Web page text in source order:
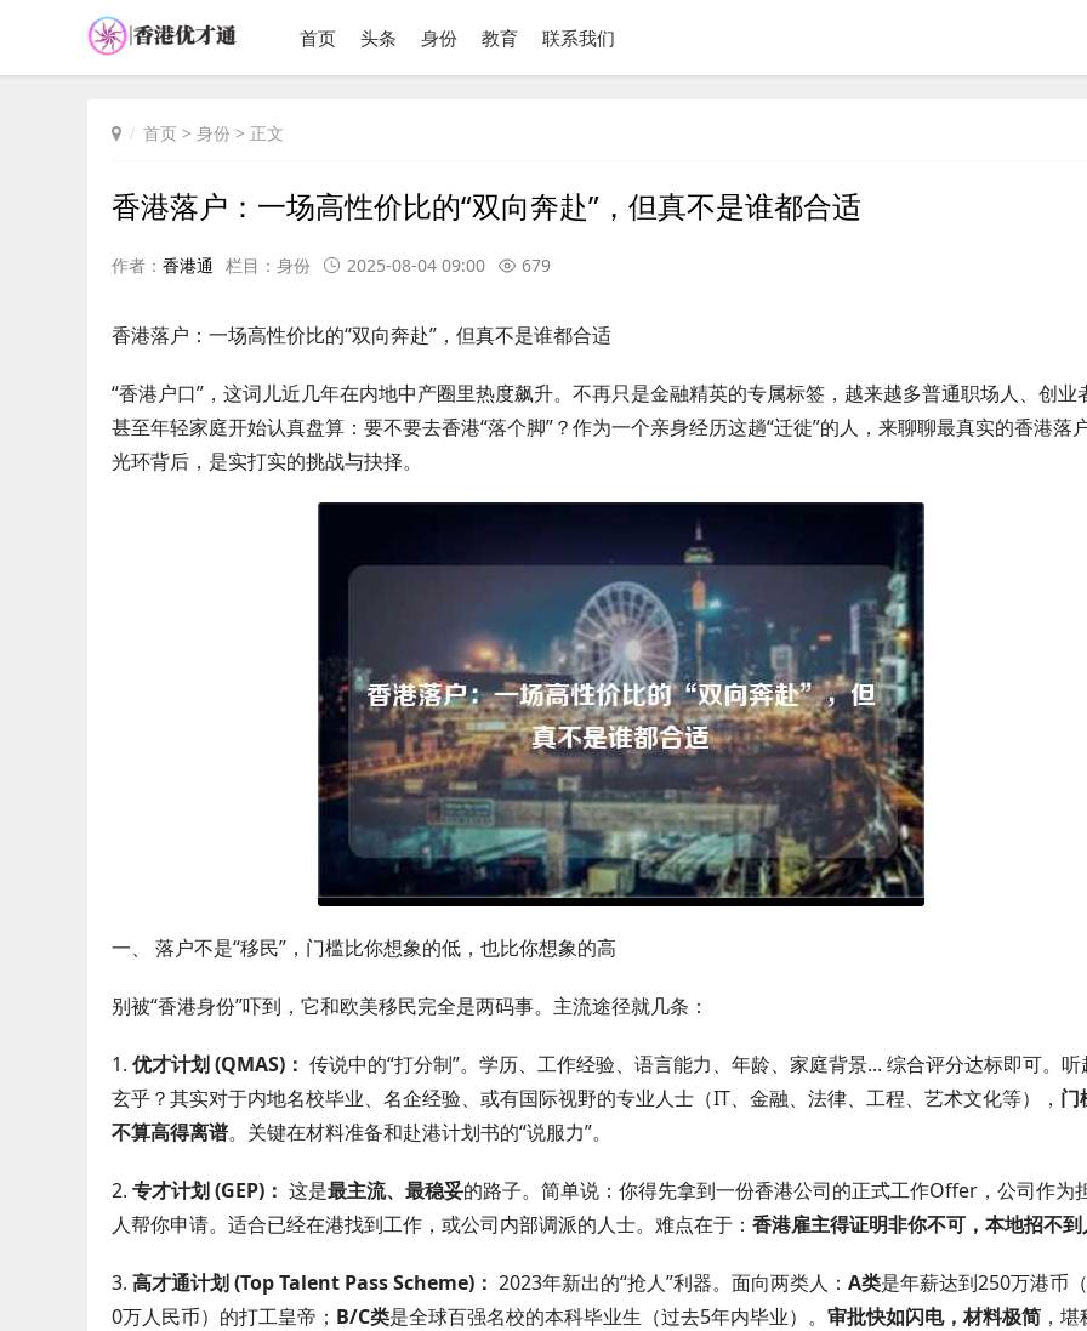
首页 头条 身份 教育 联系我们
首页 > 身份 > 正文
香港落户：一场高性价比的“双向奔赴”，但真不是谁都合适
作者： 香港通 栏目： 身份 2025-08-04 09:00 679
香港落户：一场高性价比的“双向奔赴”，但真不是谁都合适
“香港户口”，这词儿近几年在内地中产圈里热度飙升。不再只是金融精英的专属标签，越来越多普通职场人、创业
甚至年轻家庭开始认真盘算：要不要去香港“落个脚”？作为一个亲身经历这趟“迁徙”的人，来聊聊最真实的香港
光环背后，是实打实的挑战与抉择。
一、 落户不是“移民”，门槛比你想象的低，也比你想象的高
别被“香港身份”吓到，它和欧美移民完全是两码事。主流途径就几条：
1. 优才计划 (QMAS)： 传说中的“打分制”。学历、工作经验、语言能力、年龄、家庭背景... 综合评分达标即可。听
玄乎？其实对于内地名校毕业、名企经验、或有国际视野的专业人士（IT、金融、法律、工程、艺术文化等）， 门
不算高得离谱。关键在材料准备和赴港计划书的“说服力”。
2. 专才计划 (GEP)： 这是最主流、最稳妥的路子。简单说：你得先拿到一份香港公司的正式工作Offer，公司作为
人帮你申请。适合已经在港找到工作，或公司内部调派的人士。难点在于： 香港雇主得证明非你不可，本地招不
3. 高才通计划 (Top Talent Pass Scheme)： 2023年新出的“抢人”利器。面向两类人： A类是年薪达到250万港币
0万人民币）的打工皇帝； B/C类是全球百强名校的本科毕业生（过去5年内毕业）。 审批快如闪电，材料极简 ，